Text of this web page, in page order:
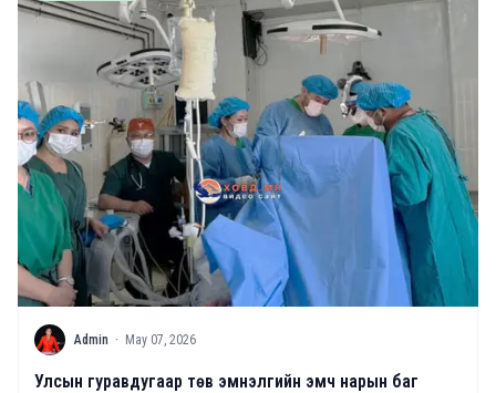
A Admin · May 07, 2026
Улсын гуравдугаар төв эмнэлгийн эмч нарын баг